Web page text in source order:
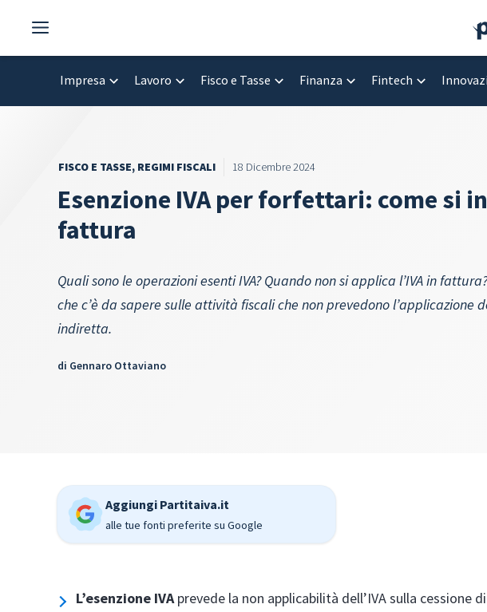
contenuto
Impresa Lavoro Fisco e Tasse Finanza Fintech
FISCO E TASSE, REGIMI FISCALI 18 Dicembre 2024
Esenzione IVA per forfettari: come si
fattura
Quali sono le operazioni esenti IVA? Quando non si applica l’IVA in
che c’è da sapere sulle attività fiscali che non prevedono l’applicazione
indiretta.
di Gennaro Ottaviano
Aggiungi Partitaiva.it
alle tue fonti preferite su Google
L’esenzione IVAprevede la non applicabilità dell’IVA sulla cessione